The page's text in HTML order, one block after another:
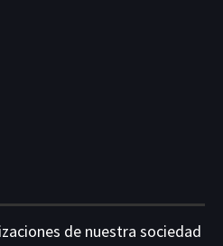
de nuestra sociedad